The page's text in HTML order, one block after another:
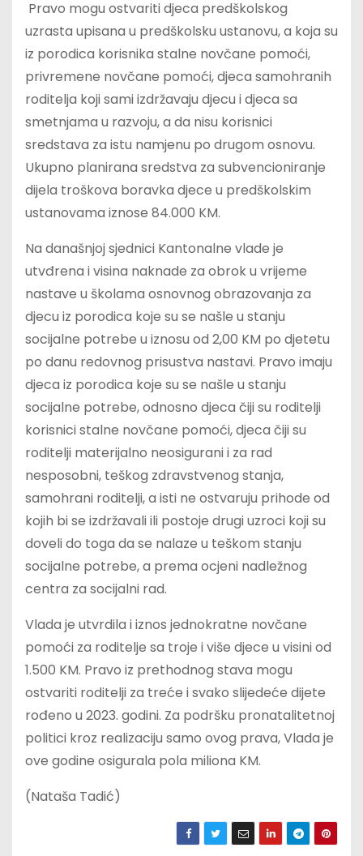
Pravo mogu ostvariti djeca predškolskog
uzrasta upisana u predškolsku ustanovu, a koja su
iz porodica korisnika stalne novčane pomoći,
privremene novčane pomoći, djeca samohranih
roditelja koji sami izdržavaju djecu i djeca sa
smetnjama u razvoju, a da nisu korisnici
sredstava za istu namjenu po drugom osnovu.
Ukupno planirana sredstva za subvencioniranje
dijela troškova boravka djece u predškolskim
ustanovama iznose 84.000 KM.
Na današnjoj sjednici Kantonalne vlade je
utvđrena i visina naknade za obrok u vrijeme
nastave u školama osnovnog obrazovanja za
djecu iz porodica koje su se našle u stanju
socijalne potrebe u iznosu od 2,00 KM po djetetu
po danu redovnog prisustva nastavi. Pravo imaju
djeca iz porodica koje su se našle u stanju
socijalne potrebe, odnosno djeca čiji su roditelji
korisnici stalne novčane pomoći, djeca čiji su
roditelji materijalno neosigurani i za rad
nesposobni, teškog zdravstvenog stanja,
samohrani roditelji, a isti ne ostvaruju prihode od
kojih bi se izdržavali ili postoje drugi uzroci koji su
doveli do toga da se nalaze u teškom stanju
socijalne potrebe, a prema ocjeni nadležnog
centra za socijalni rad.
Vlada je utvrdila i iznos jednokratne novčane
pomoći za roditelje sa troje i više djece u visini od
1.500 KM. Pravo iz prethodnog stava mogu
ostvariti roditelji za treće i svako slijedeće dijete
rođeno u 2023. godini. Za podršku pronatalitetnoj
politici kroz realizaciju samo ovog prava, Vlada je
ove godine osigurala pola miliona KM.
(Nataša Tadić)